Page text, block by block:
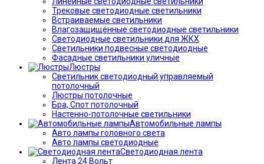
Трековые светодиодные светильники
Встраиваемые светильники
Влагозащищённые светодиодные светильники
Светодиодные светильники для ЖКХ
Светильники подвесные светодиодные
Фасадные светильники уличные
Люстры
Светильник светодиодный управляемый
потолочный
Люстры потолочные
Бра, Спот потолочный
Настенно-потолочные светильники
Автомобильные лампы
Авто лампы головного света
Авто лампы светодиодные
Светодиодная лента
Лента 24 Вольт